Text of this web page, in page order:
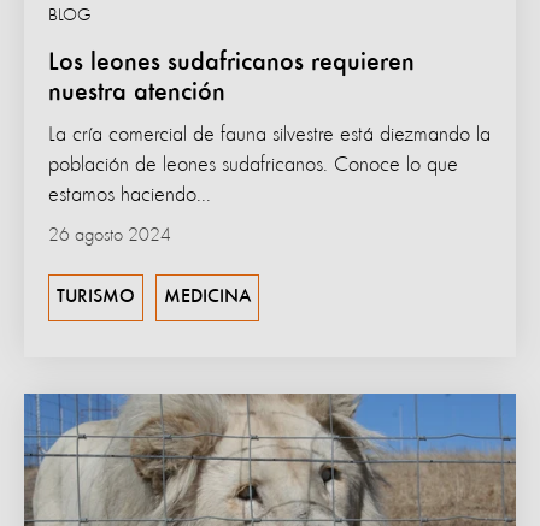
Los leones sudafricanos requieren
nuestra atención
BLOG
26 agosto 2024
La cría comercial de fauna silvestre está diezmando la
población de leones sudafricanos. Conoce lo que
estamos haciendo...
TURISMO MEDICINA